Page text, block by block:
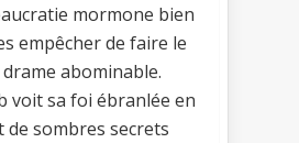
mormone bien
empêcher de faire le
abominable.
voit sa foi ébranlée en
de sombres secrets